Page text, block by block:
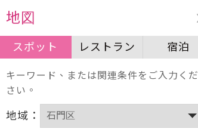
地図
スポット レストラン 宿泊
キーワード、または関連条件をご入力くだ
さい。
地域：